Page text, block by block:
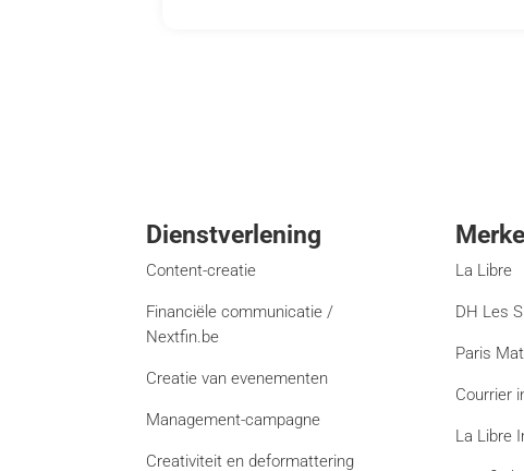
Dienstverlening
Content-creatie
Financiële communicatie /
Nextfin.be
Creatie van evenementen
Management-campagne
Creativiteit en deformattering
La Libre
DH Les
Paris
Courrier
La Libre